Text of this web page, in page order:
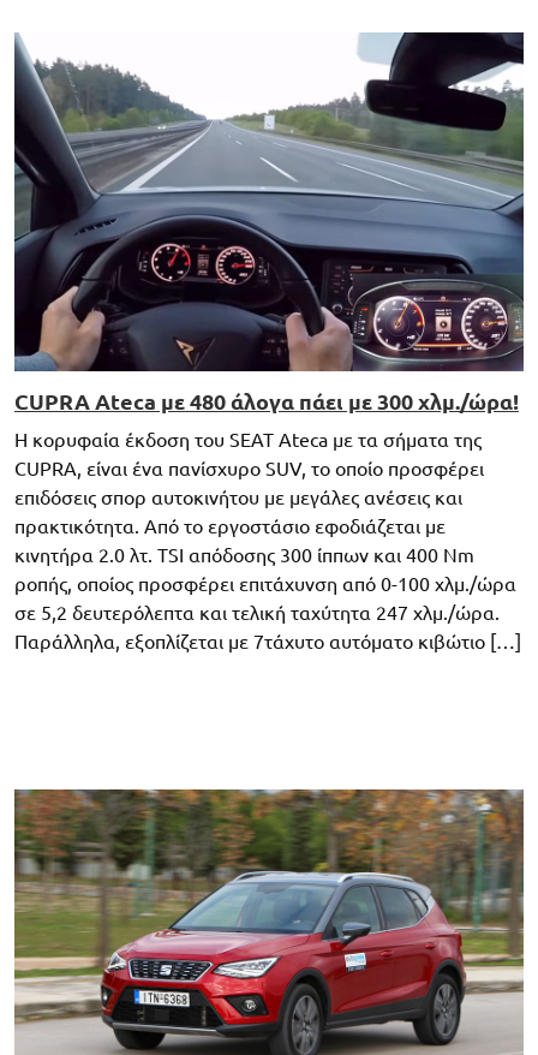
CUPRA Ateca με 480 άλογα πάει με 300 χλμ./ώρα!
Η κορυφαία έκδοση του SEAT Ateca με τα σήματα της
CUPRA, είναι ένα πανίσχυρο SUV, το οποίο προσφέρει
επιδόσεις σπορ αυτοκινήτου με μεγάλες ανέσεις και
πρακτικότητα. Από το εργοστάσιο εφοδιάζεται με
κινητήρα 2.0 λτ. TSI απόδοσης 300 ίππων και 400 Nm
ροπής, οποίος προσφέρει επιτάχυνση από 0-100 χλμ./ώρα
σε 5,2 δευτερόλεπτα και τελική ταχύτητα 247 χλμ./ώρα.
Παράλληλα, εξοπλίζεται με 7τάχυτο αυτόματο κιβώτιο […]